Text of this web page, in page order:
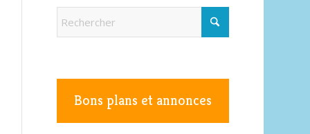
Bons plans et annonces